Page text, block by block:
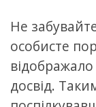
Не
особисте
досвід.